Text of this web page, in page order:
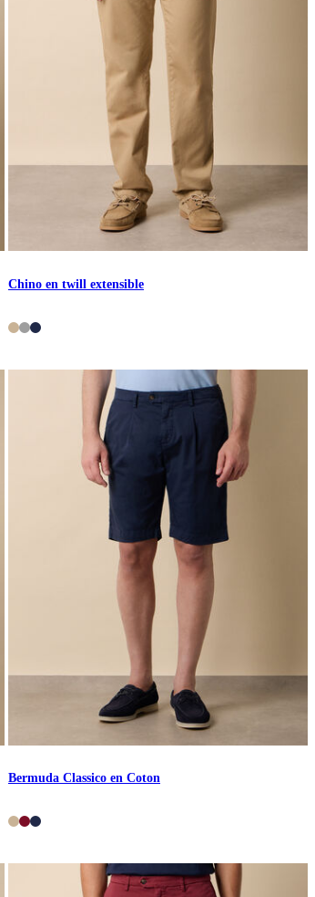
Chino en twill extensible
Bermuda Classico en Coton